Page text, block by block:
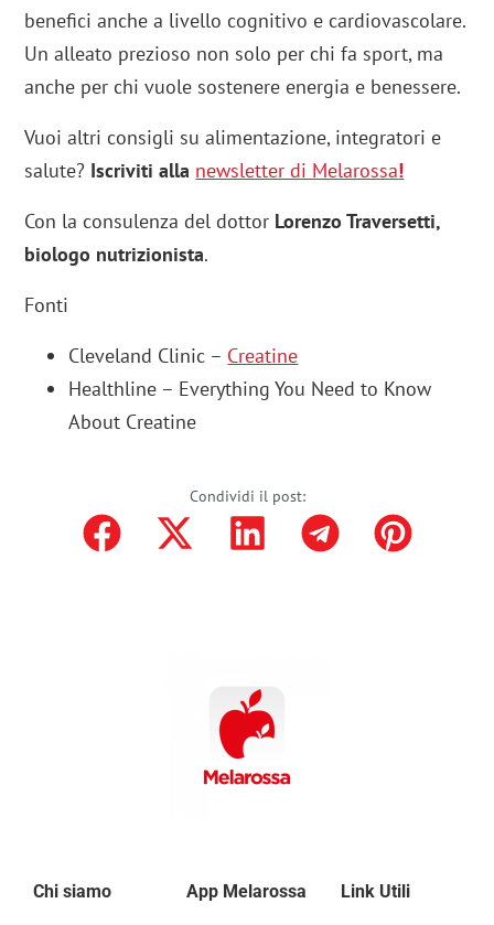
benefici anche a livello cognitivo e cardiovascolare.
Un alleato prezioso non solo per chi fa sport, ma
anche per chi vuole sostenere energia e benessere.
Vuoi altri consigli su alimentazione, integratori e
salute? Iscriviti alla newsletter di Melarossa!
Con la consulenza del dottor Lorenzo Traversetti,
biologo nutrizionista.
Fonti
Cleveland Clinic – Creatine
Healthline – Everything You Need to Know
About Creatine
Condividi il post:
Chi siamo App Melarossa Link Utili